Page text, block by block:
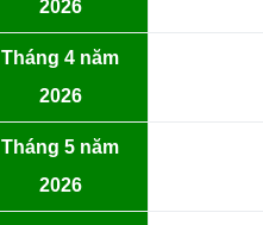
2026
Tháng 4 năm
2026
Tháng 5 năm
2026